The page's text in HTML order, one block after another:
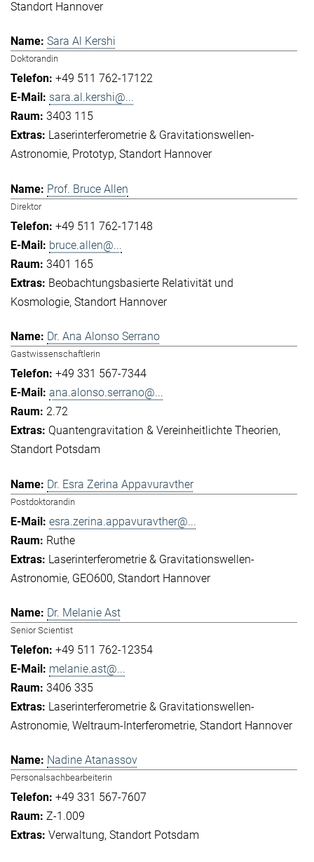
Standort Hannover
Sara Al Kershi
Doktorandin
+49 511 762-17122
sara.al.kershi@...
3403 115
Laserinterferometrie & Gravitationswellen-
Astronomie Prototyp Standort Hannover
Prof. Bruce Allen
Direktor
+49 511 762-17148
bruce.allen@...
3401 165
Beobachtungsbasierte Relativität und
Kosmologie Standort Hannover
Dr. Ana Alonso Serrano
Gastwissenschaftlerin
+49 331 567-7344
ana.alonso.serrano@...
2.72
Quantengravitation & Vereinheitlichte Theorien
Standort Potsdam
Dr. Esra Zerina Appavuravther
Postdoktorandin
esra.zerina.appavuravther@...
Ruthe
Laserinterferometrie & Gravitationswellen-
Astronomie GEO600 Standort Hannover
Dr. Melanie Ast
Senior Scientist
+49 511 762-12354
melanie.ast@...
3406 335
Laserinterferometrie & Gravitationswellen-
Astronomie Weltraum-Interferometrie Standort Hannover
Nadine Atanassov
Personalsachbearbeiterin
+49 331 567-7607
Z-1.009
Verwaltung Standort Potsdam